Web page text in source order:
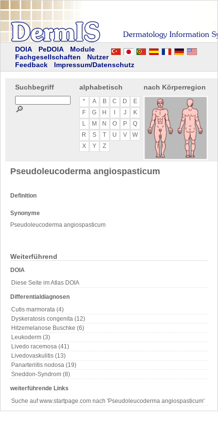
DOIA PeDOIA
Module
Fachgesellschaften
Nutzer
Feedback
Impressum/Datenschutz
Suchbegriff
🔎
alphabetisch
* A B C D
E
F
G H J
K
L
M N O P
Q
R
S T U V
W
X
Y Z
nach Körperregion
Weiterführend
DOIA
Diese Seite im Atlas DOIA
Differentialdiagnosen
Cutis marmorata (4)
Dyskeratosis congenita (12)
Hitzemelanose Buschke (6)
Leukoderm (3)
Livedo racemosa (41)
Livedovaskulitis (13)
Panarteriitis nodosa (19)
Sneddon-Syndrom (8)
weiterführende Links
Suche auf www.startpage.com nach 'Pseudoleucoderma angiospasticum'
Pseudoleucoderma angiospasticum
Definition
Synonyme
Pseudoleucoderma angiospasticum